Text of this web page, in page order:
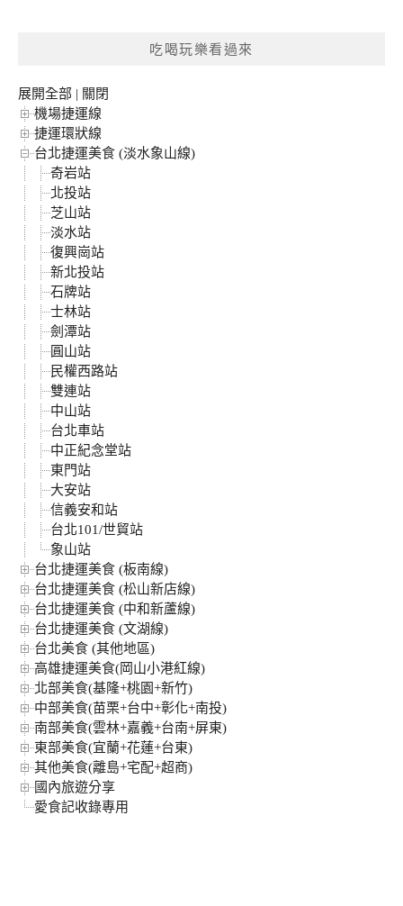
吃喝玩樂看過來
展開全部 | 關閉
機場捷運線
捷運環狀線
台北捷運美食 (淡水象山線)
奇岩站
北投站
芝山站
淡水站
復興崗站
新北投站
石牌站
士林站
劍潭站
圓山站
民權西路站
雙連站
中山站
台北車站
中正紀念堂站
東門站
大安站
信義安和站
台北101/世貿站
象山站
台北捷運美食 (板南線)
台北捷運美食 (松山新店線)
台北捷運美食 (中和新蘆線)
台北捷運美食 (文湖線)
台北美食 (其他地區)
高雄捷運美食(岡山小港紅線)
北部美食(基隆+桃園+新竹)
中部美食(苗栗+台中+彰化+南投)
南部美食(雲林+嘉義+台南+屏東)
東部美食(宜蘭+花蓮+台東)
其他美食(離島+宅配+超商)
國內旅遊分享
愛食記收錄專用